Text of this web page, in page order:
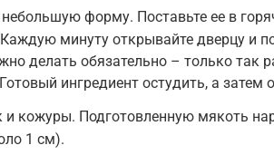
форму. Поставьте ее в
минуту открывайте дверцу и
делать обязательно – только так
ингредиент остудить, а затем
и кожуры. Подготовленную мякоть
1 см).